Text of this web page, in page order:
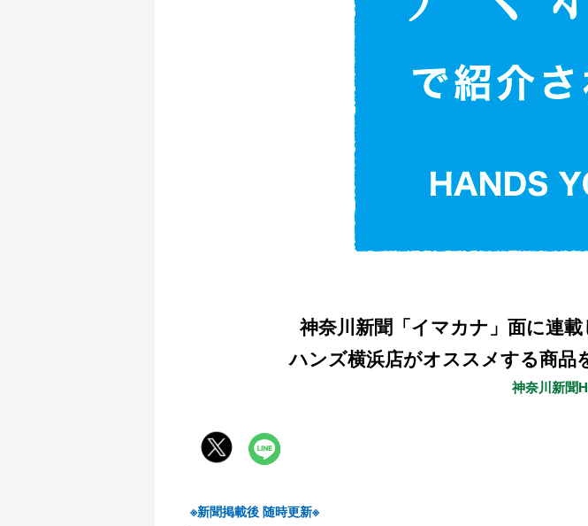
神奈川新聞「イマカナ」面に連
ハンズ横浜店がオススメする商品
神奈川新聞
※新聞掲載後 随時更新※